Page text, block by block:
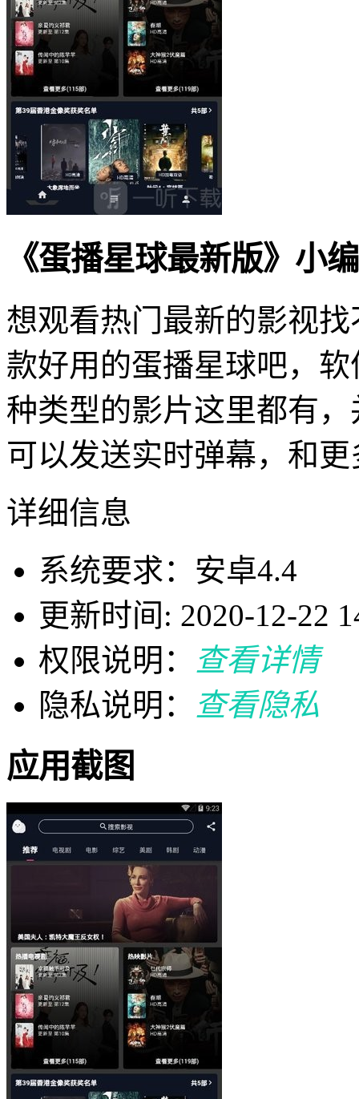
《蛋播星球最新版》小
想观看热门最新的影视
款好用的蛋播星球吧，
种类型的影片这里都有
可以发送实时弹幕，和
详细信息
系统要求：安卓4.4
更新时间: 2020-12-22
权限说明：
查看详情
隐私说明：
查看隐私
应用截图